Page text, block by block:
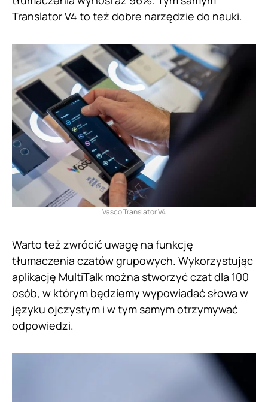
Translator V4 to też dobre narzędzie do nauki.
Vasco Translator V4
Warto też zwrócić uwagę na funkcję
tłumaczenia czatów grupowych. Wykorzystując
aplikację MultiTalk można stworzyć czat dla 100
osób, w którym będziemy wypowiadać słowa w
języku ojczystym i w tym samym otrzymywać
odpowiedzi.